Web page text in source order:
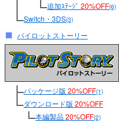
追加ｽﾃｰｼﾞ 20%OFF(6)
Switch・3DS(3)
パイロットストーリー
パッケージ版 20%OFF(1)
ダウンロード版 20%OFF
本編製品20%OFF(2)